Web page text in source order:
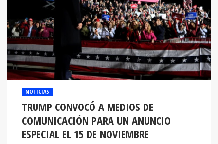
NOTICIAS
TRUMP CONVOCÓ A MEDIOS DE
COMUNICACIÓN PARA UN ANUNCIO
ESPECIAL EL 15 DE NOVIEMBRE